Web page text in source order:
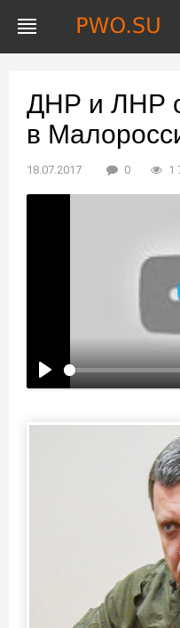
ДНР и ЛНР
в
18.07.2017 0 1